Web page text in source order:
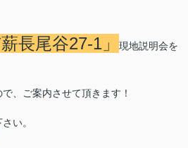
長尾谷27-1」
現地説明会を
、ご案内させて頂きます！
い。